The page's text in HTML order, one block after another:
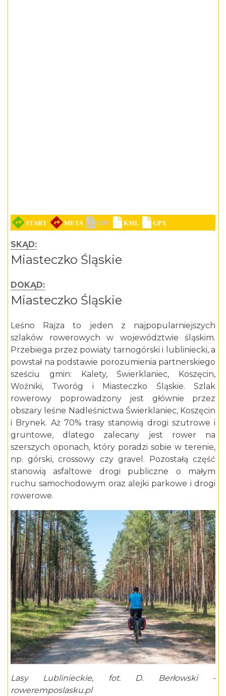
SKĄD:
Miasteczko Śląskie
DOKĄD:
Miasteczko Śląskie
Leśno Rajza to jeden z najpopularniejszych
szlaków rowerowych w województwie śląskim.
Przebiega przez powiaty tarnogórski i lubliniecki, a
powstał na podstawie porozumienia partnerskiego
sześciu gmin: Kalety, Świerklaniec, Koszęcin,
Woźniki, Tworóg i Miasteczko Śląskie. Szlak
rowerowy poprowadzony jest głównie przez
obszary leśne Nadleśnictwa Świerklaniec, Koszęcin
i Brynek. Aż 70% trasy stanowią drogi szutrowe i
gruntowe, dlatego zalecany jest rower na
szerszych oponach, który poradzi sobie w terenie,
np. górski, crossowy czy gravel. Pozostałą część
stanowią asfaltowe drogi publiczne o małym
ruchu samochodowym oraz alejki parkowe i drogi
rowerowe.
Lasy Lublinieckie, fot. D. Berłowski -
roweremposlasku.pl